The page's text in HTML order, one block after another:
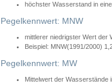
höchster Wasserstand in
Pegelkennwert: MNW
mittlerer niedrigster Wert der
Beispiel: MNW(1991/2000)
Pegelkennwert: MW
Mittelwert der Wasserstände